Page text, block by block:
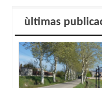
ùltimas